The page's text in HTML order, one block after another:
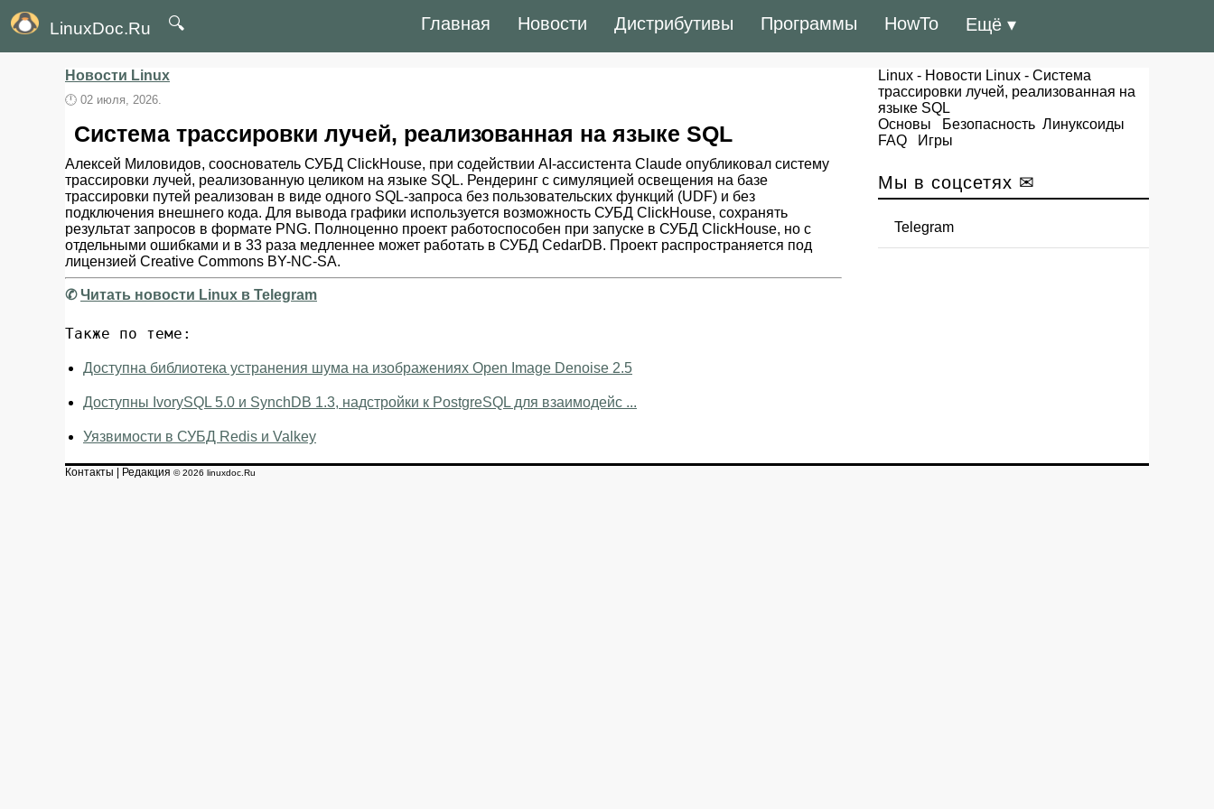
LinuxDoc.Ru 🔍 Главная Новости Дистрибутивы Программы HowTo Ещё ▾
Новости Linux
🕛 02 июля, 2026.
Система трассировки лучей, реализованная на языке SQL
Алексей Миловидов, сооснователь СУБД ClickHouse, при содействии AI-ассистента Claude опубликовал систему
трассировки лучей, реализованную целиком на языке SQL. Рендеринг с симуляцией освещения на базе
трассировки путей реализован в виде одного SQL-запроса без пользовательских функций (UDF) и без
подключения внешнего кода. Для вывода графики используется возможность СУБД ClickHouse, сохранять
результат запросов в формате PNG. Полноценно проект работоспособен при запуске в СУБД ClickHouse, но с
отдельными ошибками и в 33 раза медленнее может работать в СУБД CedarDB. Проект распространяется под
лицензией Creative Commons BY-NC-SA.
✆Читать новости Linux в Telegram
Также по теме:
Доступна библиотека устранения шума на изображениях Open Image Denoise 2.5
Доступны IvorySQL 5.0 и SynchDB 1.3, надстройки к PostgreSQL для взаимодейс ...
Уязвимости в СУБД Redis и Valkey
Linux - Новости Linux - Система
трассировки лучей, реализованная на
языке SQL
Основы
Безопасность Линуксоиды
FAQ
Игры
Мы в соцсетях ✉
Telegram
Контакты Редакция © 2026 linuxdoc.Ru